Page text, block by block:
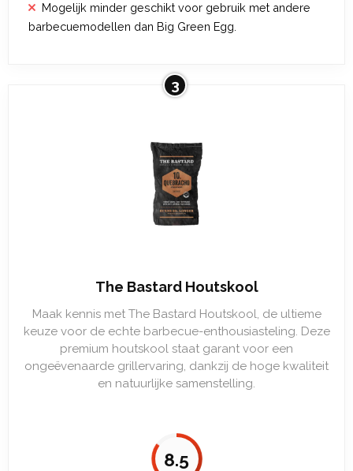
Mogelijk minder geschikt voor gebruik met andere
barbecuemodellen dan Big Green Egg.
3
The Bastard Houtskool
Maak kennis met The Bastard Houtskool, de ultieme
keuze voor de echte barbecue-enthousiasteling. Deze
premium houtskool staat garant voor een
ongeëvenaarde grillervaring, dankzij de hoge kwaliteit
en natuurlijke samenstelling.
8.5